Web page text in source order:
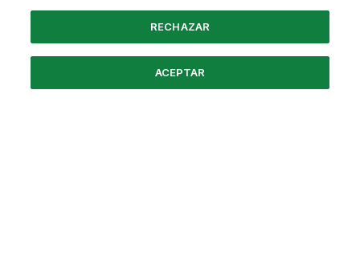
Powered by Santander
RECHAZAR
ACEPTAR